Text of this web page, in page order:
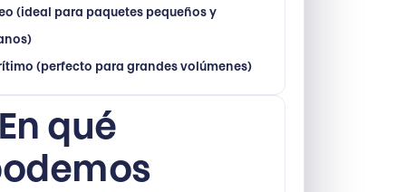
3.3
(ideal para paquetes pequeños y
(perfecto para grandes volúmenes)
qué